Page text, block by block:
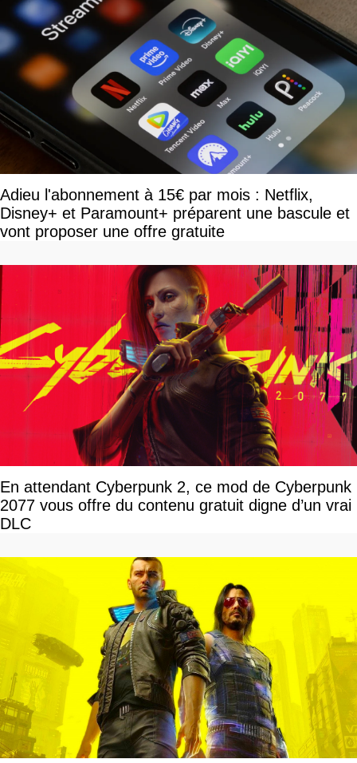
Adieu l'abonnement à 15€ par mois : Netflix,
Disney+ et Paramount+ préparent une bascule et
vont proposer une offre gratuite
En attendant Cyberpunk 2, ce mod de Cyberpunk
2077 vous offre du contenu gratuit digne d’un vrai
DLC